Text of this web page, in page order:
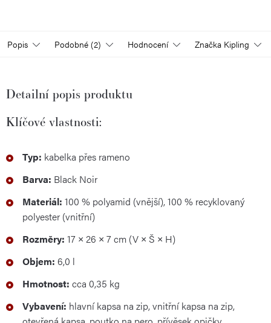
Popis Podobné (2) Hodnocení Značka Kipling
Detailní popis produktu
Klíčové vlastnosti:
Typ: kabelka přes rameno
Barva: Black Noir
Materiál: 100 % polyamid (vnější), 100 % recyklovaný
polyester (vnitřní)
Rozměry: 17 × 26 × 7 cm (V × Š × H)
Objem: 6,0 l
Hmotnost: cca 0,35 kg
Vybavení: hlavní kapsa na zip, vnitřní kapsa na zip,